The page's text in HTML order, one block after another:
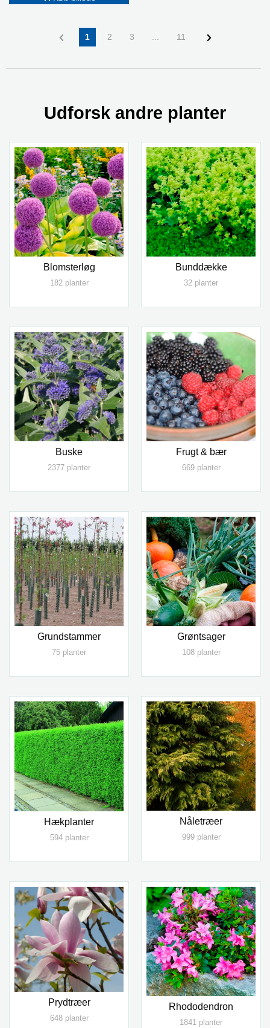
1 2 3 11
Udforsk andre planter
Blomsterløg
182 planter
Bunddække
32 planter
Buske
2377 planter
Frugt & bær
669 planter
Grundstammer
75 planter
Grøntsager
108 planter
Hækplanter
594 planter
Nåletræer
999 planter
Prydtræer
648 planter
Rhododendron
1841 planter